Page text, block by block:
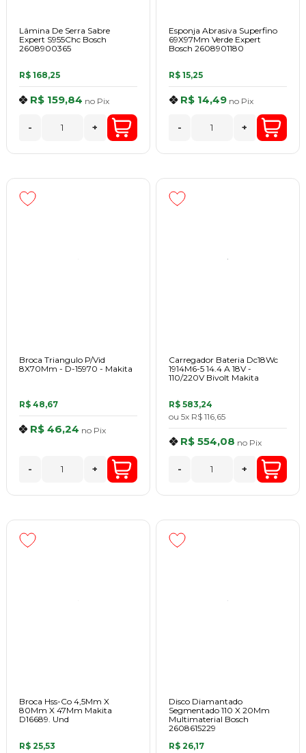
Lâmina De Serra Sabre
Expert S955Chc Bosch
2608900365
R$ 168,25
R$ 159,84 no Pix
- +
Esponja Abrasiva Superfino
69X97Mm Verde Expert
Bosch 2608901180
R$ 15,25
R$ 14,49 no Pix
- +
Broca Triangulo P/Vid
8X70Mm - D-15970 - Makita
R$ 48,67
R$ 46,24 no Pix
- +
Carregador Bateria Dc18Wc
1914M6-5 14.4 A 18V -
110/220V Bivolt Makita
R$ 583,24
ou 5x R$ 116,65
R$ 554,08 no Pix
- +
Broca Hss-Co 4,5Mm X
80Mm X 47Mm Makita
D16689. Und
R$ 25,53
Disco Diamantado
Segmentado 110 X 20Mm
Multimaterial Bosch
2608615229
R$ 26,17